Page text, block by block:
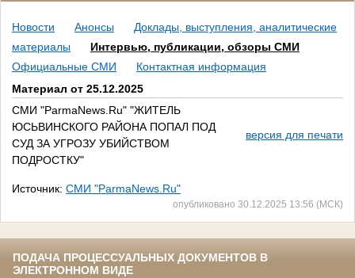
Новости Анонсы
Доклады, выступления, аналитические
материалы
Интервью, публикации, обзоры СМИ
Официальные СМИ
Контактная информация
Материал от 25.12.2025
СМИ "ParmaNews.Ru" "ЖИТЕЛЬ
ЮСЬВИНСКОГО РАЙОНА ПОПАЛ ПОД
СУД ЗА УГРОЗУ УБИЙСТВОМ
ПОДРОСТКУ"
версия для печати
Источник: СМИ "ParmaNews.Ru"
опубликовано 30.12.2025 13:56 (МСК)
ПОДАЧА ПРОЦЕССУАЛЬНЫХ ДОКУМЕНТОВ В
ЭЛЕКТРОННОМ ВИДЕ